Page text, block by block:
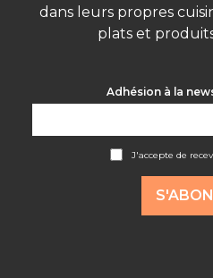
dans leurs propres
plats et
Adhésion à la
J'accepte de